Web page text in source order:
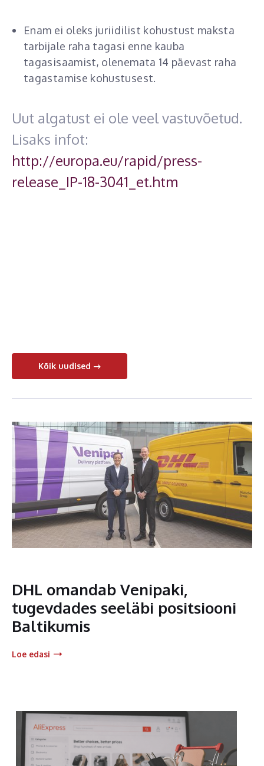
Enam ei oleks juriidilist kohustust maksta
tarbijale raha tagasi enne kauba
tagasisaamist, olenemata 14 päevast raha
tagastamise kohustusest.
Uut algatust ei ole veel vastuvõetud.
Lisaks infot:
http://europa.eu/rapid/press-
release_IP-18-3041_et.htm
Kõik uudised
DHL omandab Venipaki,
tugevdades seeläbi positsiooni
Baltikumis
Loe edasi